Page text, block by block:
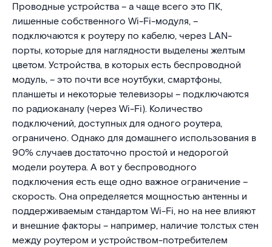
Проводные устройства – а чаще всего это ПК,
лишенные собственного Wi-Fi-модуля, –
подключаются к роутеру по кабелю, через LAN-
порты, которые для наглядности выделены желтым
цветом. Устройства, в которых есть беспроводной
модуль, – это почти все ноутбуки, смартфоны,
планшеты и некоторые телевизоры – подключаются
по радиоканалу (через Wi-Fi). Количество
подключений, доступных для одного роутера,
ограничено. Однако для домашнего использования в
90% случаев достаточно простой и недорогой
модели роутера. А вот у беспроводного
подключения есть еще одно важное ограничение –
скорость. Она определяется мощностью антенны и
поддерживаемым стандартом Wi-Fi, но на нее влияют
и внешние факторы – например, наличие толстых стен
между роутером и устройством-потребителем